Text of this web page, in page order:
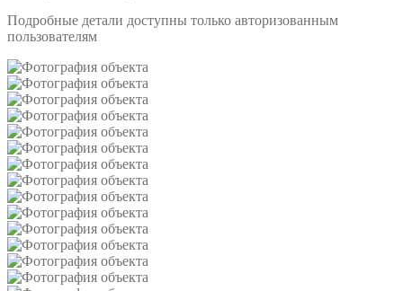
Подробные детали доступны только авторизованным
пользователям